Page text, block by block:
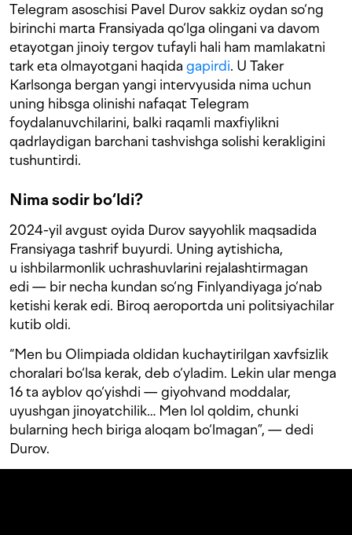
Telegram asoschisi Pavel Durov sakkiz oydan so‘ng
birinchi marta Fransiyada qo‘lga olingani va davom
etayotgan jinoiy tergov tufayli hali ham mamlakatni
tark eta olmayotgani haqida gapirdi. U Taker
Karlsonga bergan yangi intervyusida nima uchun
uning hibsga olinishi nafaqat Telegram
foydalanuvchilarini, balki raqamli maxfiylikni
qadrlaydigan barchani tashvishga solishi kerakligini
tushuntirdi.
Nima sodir bo‘ldi?
2024-yil avgust oyida Durov sayyohlik maqsadida
Fransiyaga tashrif buyurdi. Uning aytishicha,
u ishbilarmonlik uchrashuvlarini rejalashtirmagan
edi — bir necha kundan so‘ng Finlyandiyaga jo‘nab
ketishi kerak edi. Biroq aeroportda uni politsiyachilar
kutib oldi.
“Men bu Olimpiada oldidan kuchaytirilgan xavfsizlik
choralari bo‘lsa kerak, deb o‘yladim. Lekin ular menga
16 ta ayblov qo‘yishdi — giyohvand moddalar,
uyushgan jinoyatchilik… Men lol qoldim, chunki
bularning hech biriga aloqam bo‘lmagan”, — dedi
Durov.